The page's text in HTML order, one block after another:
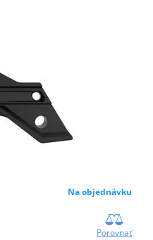
Na objednávku
Porovnať